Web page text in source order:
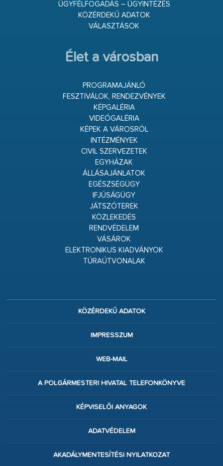
ÜGYFÉLFOGADÁS – ÜGYINTÉZÉS
KÖZÉRDEKŰ ADATOK
VÁLASZTÁSOK
Élet a városban
PROGRAMAJÁNLÓ
FESZTIVÁLOK, RENDEZVÉNYEK
KÉPGALÉRIA
VIDEÓGALÉRIA
KÉPEK A VÁROSRÓL
INTÉZMÉNYEK
CIVIL SZERVEZETEK
EGYHÁZAK
ÁLLÁSAJÁNLATOK
EGÉSZSÉGÜGY
IFJÚSÁGÜGY
JÁTSZÓTEREK
KÖZLEKEDÉS
RENDVÉDELEM
VÁSÁROK
ELEKTRONIKUS KIADVÁNYOK
TÚRAÚTVONALAK
KÖZÉRDEKŰ ADATOK
IMPRESSZUM
WEB-MAIL
A POLGÁRMESTERI HIVATAL TELEFONKÖNYVE
KÉPVISELŐI ANYAGOK
ADATVÉDELEM
AKADÁLYMENTESÍTÉSI NYILATKOZAT